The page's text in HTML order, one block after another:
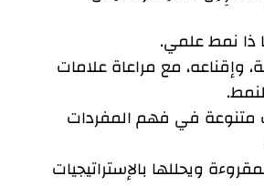
ذا نمط علمي.
وإقناعه، مع مراعاة علامات
متنوعة في فهم المفردات
ويحللها بالإستراتيجيات